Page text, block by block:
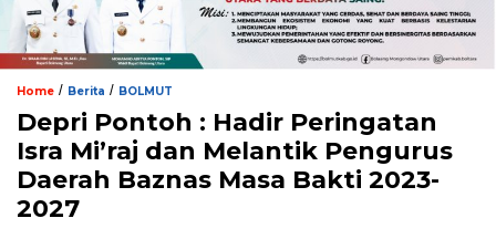
Home / Berita / BOLMUT
Depri Pontoh : Hadir Peringatan
Isra Mi’raj dan Melantik Pengurus
Daerah Baznas Masa Bakti 2023-
2027